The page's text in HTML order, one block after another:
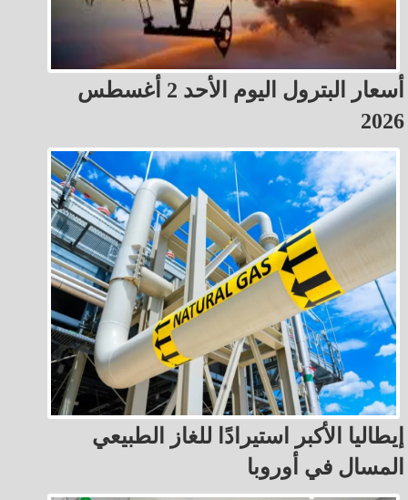
أسعار البترول اليوم الأحد 2 أغسطس
2026
إيطاليا الأكبر استيرادًا للغاز الطبيعي
المسال في أوروبا